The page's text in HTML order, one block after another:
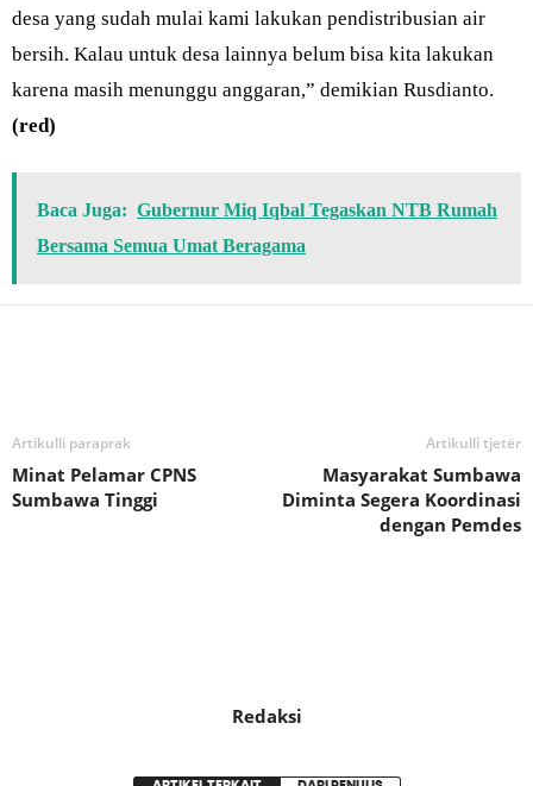
desa yang sudah mulai kami lakukan pendistribusian air
bersih. Kalau untuk desa lainnya belum bisa kita lakukan
karena masih menunggu anggaran,” demikian Rusdianto.
(red)
Baca Juga: Gubernur Miq Iqbal Tegaskan NTB Rumah
Bersama Semua Umat Beragama
Artikulli paraprak
Minat Pelamar CPNS
Sumbawa Tinggi
Artikulli tjetër
Masyarakat Sumbawa
Diminta Segera Koordinasi
dengan Pemdes
Redaksi